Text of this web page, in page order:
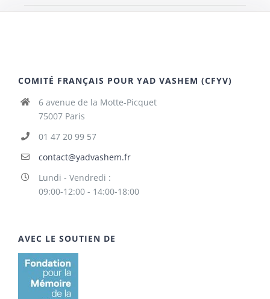
COMITÉ FRANÇAIS POUR YAD VASHEM (CFYV)
6 avenue de la Motte-Picquet
75007 Paris
01 47 20 99 57
contact@yadvashem.fr
Lundi - Vendredi :
09:00-12:00 - 14:00-18:00
AVEC LE SOUTIEN DE